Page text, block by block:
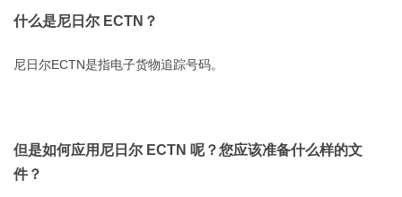
什么是尼日尔 ECTN？
尼日尔ECTN是指电子货物追踪号码。
但是如何应用尼日尔 ECTN 呢？您应该准备什么样的文
件？